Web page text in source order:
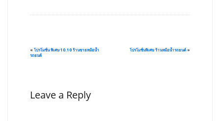
« โปรโมชั่น พิเศษ 10.10 ร้านขายหม้อน้ำ
รถยนต์
โปรโมชั่นพิเศษ ร้านหม้อน้ำรถยนต์ »
Leave a Reply